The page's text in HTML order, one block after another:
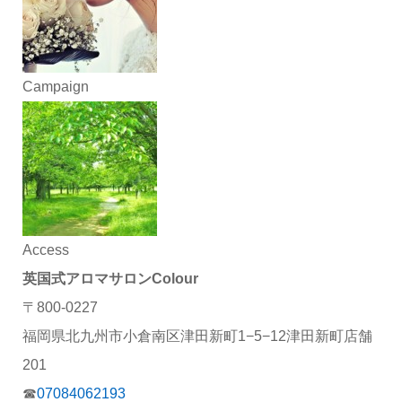
Campaign
Access
英国式アロマサロンColour
〒800-0227
福岡県北九州市小倉南区津田新町1−5−12津田新町店舗
201
☎︎07084062193